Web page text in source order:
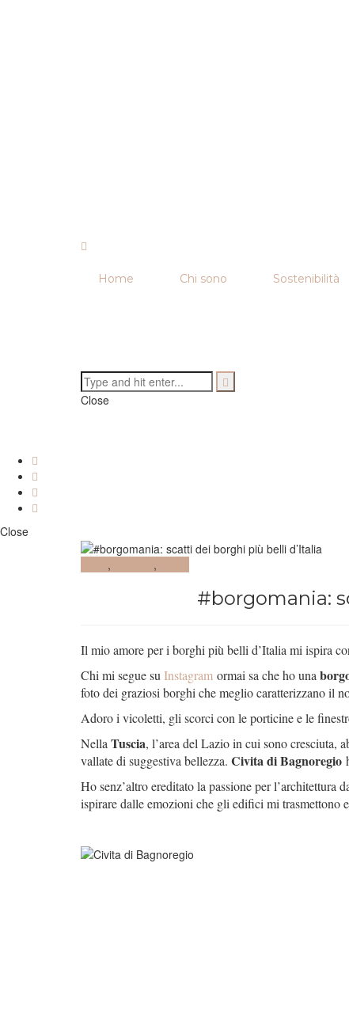
Home Chi sono Sostenibilità
Close
Close
, ,
#borgomania:
Il mio amore per i borghi più belli d’Italia mi ispira
Chi mi segue suInstagram ormai sa che ho una
foto dei graziosi borghi che meglio caratterizzano il
Adoro i vicoletti, gli scorci con le porticine e le
NellaTuscia, l’area del Lazio in cui sono cresciuta,
vallate di suggestiva bellezza. Civita di Bagnoregio
Ho senz’altro ereditato la passione per
ispirare dalle emozioni che gli edifici mi trasmettono